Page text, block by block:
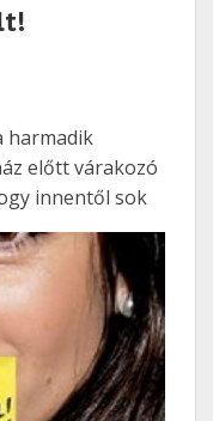
harmadik
előtt várakozó
innentől sok